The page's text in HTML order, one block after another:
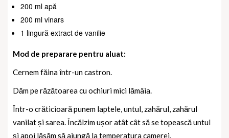
200 ml apă
200 ml vinars
1 lingură extract de vanilie
Mod de preparare pentru aluat:
Cernem făina într-un castron.
Dăm pe răzătoarea cu ochiuri mici lămâia.
Într-o crăticioară punem laptele, untul, zahărul, zahărul
vanilat și sarea. Încălzim ușor atât cât să se topească untul
și apoi lăsăm să ajungă la temperatura camerei.